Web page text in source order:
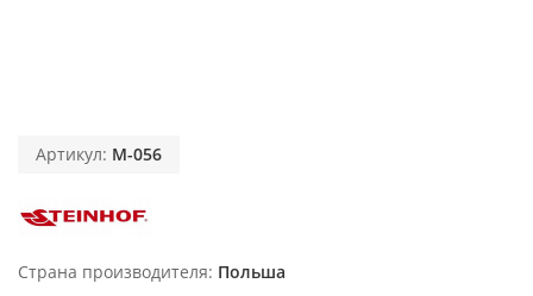
Артикул: M-056
Страна производителя Польша